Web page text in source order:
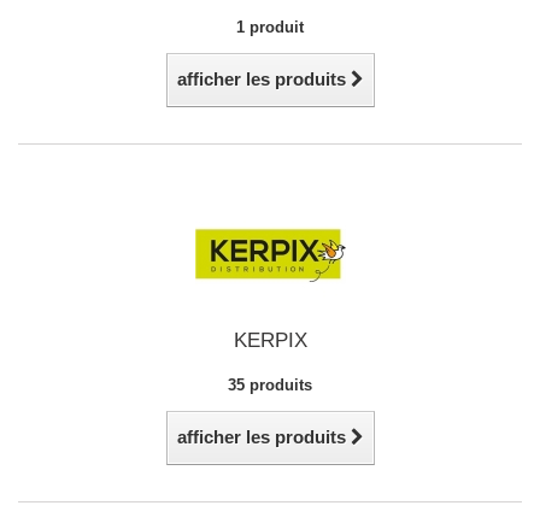
1 produit
afficher les produits
KERPIX
35 produits
afficher les produits